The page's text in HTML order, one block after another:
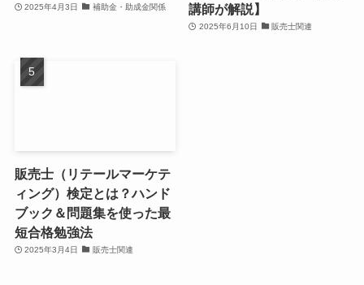
2025年4月3日 補助金・助成金関係
講師が解説】
2025年6月10日 販売士関連
販売士（リテールマーケテ
ィング）検定とは？ハンド
ブック＆問題集を使った最
短合格勉強法
2025年3月4日 販売士関連